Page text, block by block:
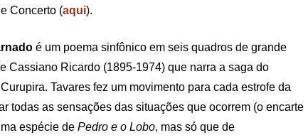
Concerto (aqui).
é um poema sinfônico em seis quadros de grande
Cassiano Ricardo (1895-1974) que narra a saga do
Tavares fez um movimento para cada estrofe da
todas as sensações das situações que ocorrem (o encarte
espécie de Pedro e o Lobo, mas só que de